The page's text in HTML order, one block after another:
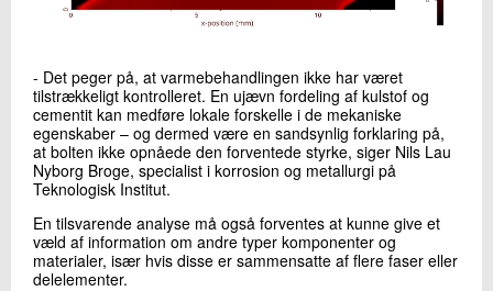
- Det peger på, at varmebehandlingen ikke har været
tilstrækkeligt kontrolleret. En ujævn fordeling af kulstof og
cementit kan medføre lokale forskelle i de mekaniske
egenskaber – og dermed være en sandsynlig forklaring på,
at bolten ikke opnåede den forventede styrke, siger Nils Lau
Nyborg Broge, specialist i korrosion og metallurgi på
Teknologisk Institut.
En tilsvarende analyse må også forventes at kunne give et
væld af information om andre typer komponenter og
materialer, især hvis disse er sammensatte af flere faser eller
delelementer.